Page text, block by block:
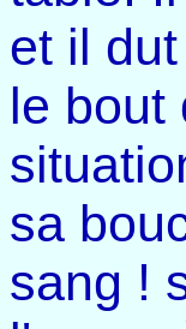
et il
le bout
sa
sang !